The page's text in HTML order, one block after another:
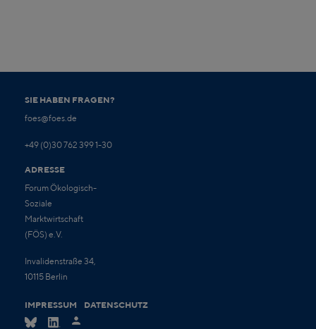
SIE HABEN FRAGEN?
foes@foes.de
+49 (0)30 762 399 1-30
ADRESSE
Forum Ökologisch-
Soziale
Marktwirtschaft
(FÖS) e.V.
Invalidenstraße 34,
10115 Berlin
IMPRESSUM DATENSCHUTZ